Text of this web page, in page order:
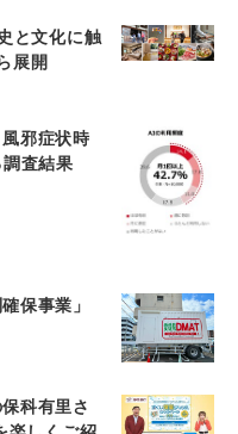
と文化に触
展開
邪症状時
査結果
保事業」
科有里さ